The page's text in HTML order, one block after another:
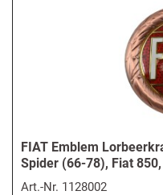
FIAT Emblem
Spider (66-78), Fiat
Art.-Nr. 1128002